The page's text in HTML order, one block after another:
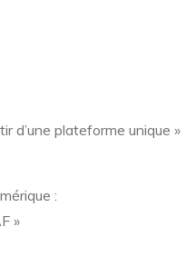
d’une plateforme unique »
:
»